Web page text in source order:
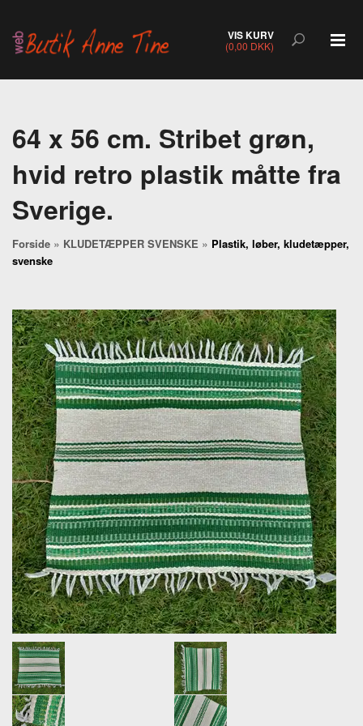
VIS KURV
(0,00 DKK)
64 x 56 cm. Stribet grøn,
hvid retro plastik måtte fra
Sverige.
Forside » KLUDETÆPPER SVENSKE » Plastik, løber, kludetæpper,
svenske